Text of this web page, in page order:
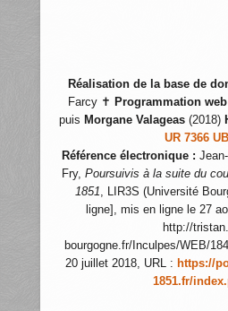
Réalisation de la base de
Farcy ✝ Programmation
puis Morgane Valageas (2018)
UR 7366
Référence électronique :
Fry, Poursuivis à la suite du
1851, LIR3S (Université
ligne], mis en ligne le 27
http://
bourgogne.fr/Inculpes/WEB/
20 juillet 2018, URL : https://
1851.fr/